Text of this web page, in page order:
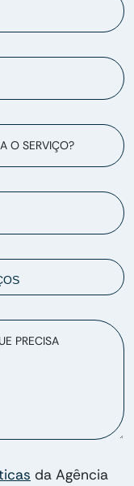
O SERVIÇO?
PRECISA
da Agência